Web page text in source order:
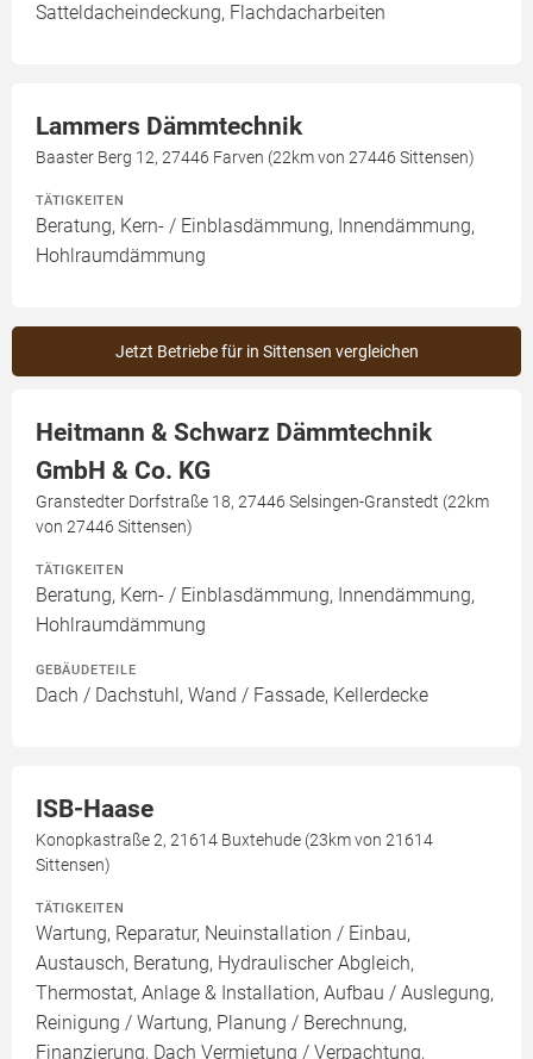
Satteldacheindeckung, Flachdacharbeiten
Lammers Dämmtechnik
Baaster Berg 12, 27446 Farven (22km von 27446 Sittensen)
TÄTIGKEITEN
Beratung, Kern- / Einblasdämmung, Innendämmung,
Hohlraumdämmung
Jetzt Betriebe für in Sittensen vergleichen
Heitmann & Schwarz Dämmtechnik
GmbH & Co. KG
Granstedter Dorfstraße 18, 27446 Selsingen-Granstedt (22km
von 27446 Sittensen)
TÄTIGKEITEN
Beratung, Kern- / Einblasdämmung, Innendämmung,
Hohlraumdämmung
GEBÄUDETEILE
Dach / Dachstuhl, Wand / Fassade, Kellerdecke
ISB-Haase
Konopkastraße 2, 21614 Buxtehude (23km von 21614
Sittensen)
TÄTIGKEITEN
Wartung, Reparatur, Neuinstallation / Einbau,
Austausch, Beratung, Hydraulischer Abgleich,
Thermostat, Anlage & Installation, Aufbau / Auslegung,
Reinigung / Wartung, Planung / Berechnung,
Finanzierung, Dach Vermietung / Verpachtung,